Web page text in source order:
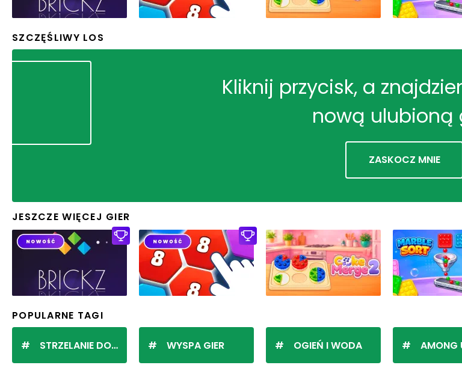
SZCZĘŚLIWY LOS
Kliknij przycisk, a
nową ulubioną
ZASKOCZ MNIE
JESZCZE WIĘCEJ GIER
POPULARNE TAGI
STRZELANIE DO KULEK WYSPA GIER OGIEŃ I WODA AMONG